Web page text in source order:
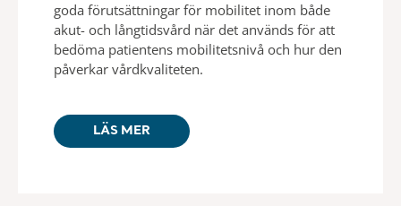
goda förutsättningar för mobilitet inom både
akut- och långtidsvård när det används för att
bedöma patientens mobilitetsnivå och hur den
påverkar vårdkvaliteten.
LÄS MER